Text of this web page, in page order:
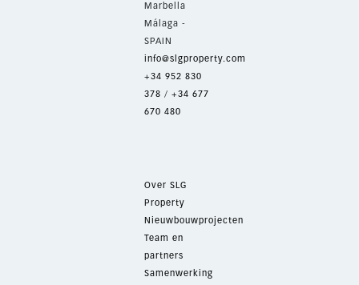
Marbella
Málaga -
SPAIN
info@slgproperty.com
+34 952 830
378 / +34 677
670 480
Over SLG
Property
Nieuwbouwprojecten
Team en
partners
Samenwerking